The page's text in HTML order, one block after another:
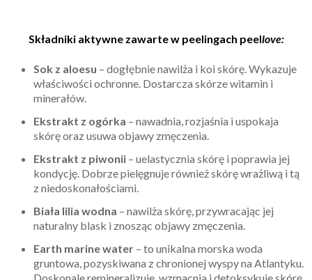
Składniki aktywne zawarte w peelingach peellove:
Sok z aloesu – dogłębnie nawilża i koi skórę. Wykazuje
właściwości ochronne. Dostarcza skórze witamin i
minerałów.
Ekstrakt z ogórka – nawadnia, rozjaśnia i uspokaja
skórę oraz usuwa objawy zmęczenia.
Ekstrakt z piwonii – uelastycznia skórę i poprawia jej
kondycję. Dobrze pielęgnuje również skórę wrażliwą i tą
z niedoskonałościami.
Biała lilia wodna – nawilża skórę, przywracając jej
naturalny blask i znosząc objawy zmęczenia.
Earth marine water – to unikalna morska woda
gruntowa, pozyskiwana z chronionej wyspy na Atlantyku.